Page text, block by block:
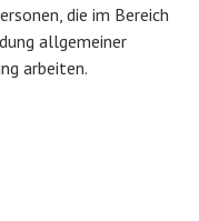
die im Bereich
allgemeiner
arbeiten.